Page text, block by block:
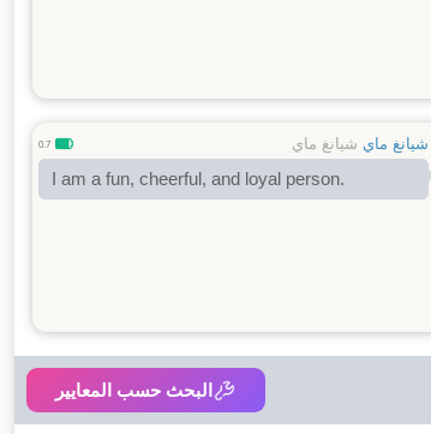
شيانغ ماي شيانغ ماي 0.7
I am a fun, cheerful, and loyal person.
البحث حسب المعايير